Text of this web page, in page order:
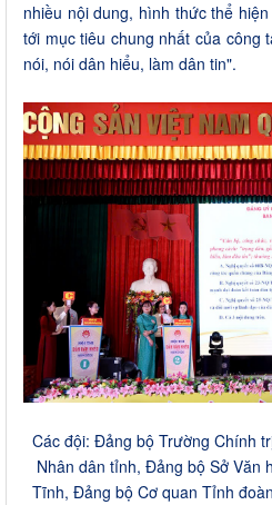
nhiều nội dung, hình thức thể
tới mục tiêu chung nhất của công
nói, nói dân hiểu, làm dân tin".
Các đội: Đảng bộ Trường Chính
Nhân dân tỉnh, Đảng bộ Sở Văn
Tĩnh, Đảng bộ Cơ quan Tỉnh